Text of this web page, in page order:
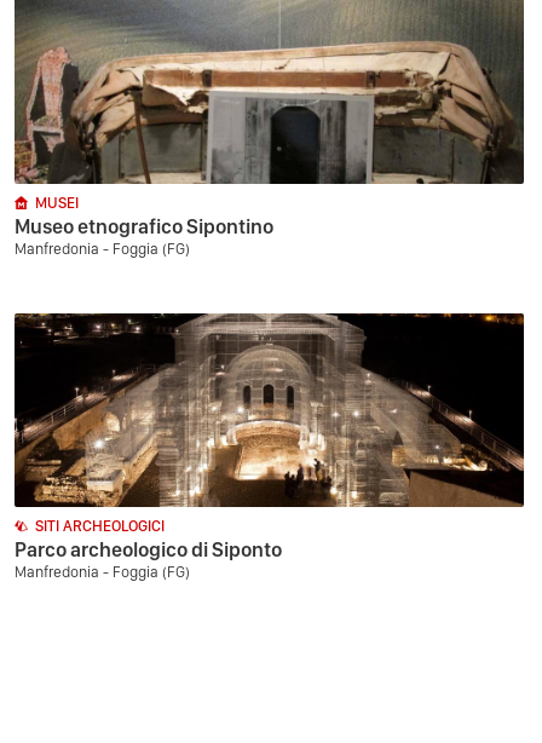
MUSEI
Museo etnografico Sipontino
Manfredonia - Foggia (FG)
SITI ARCHEOLOGICI
Parco archeologico di Siponto
Manfredonia - Foggia (FG)